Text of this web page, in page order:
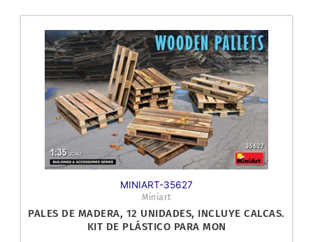
MINIART-35627
Miniart
PALES DE MADERA, 12 UNIDADES, INCLUYE CALCAS.
KIT DE PLÁSTICO PARA MON